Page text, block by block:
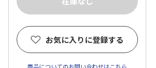
お気に入りに登録する
商品についてのお問い合わせはこちら